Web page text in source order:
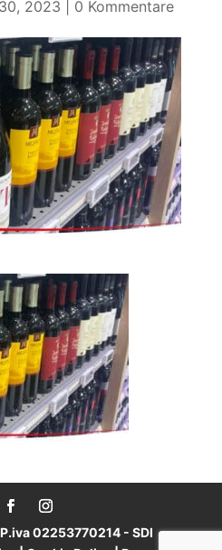
2023 0 Kommentare
02253770214 - SDI